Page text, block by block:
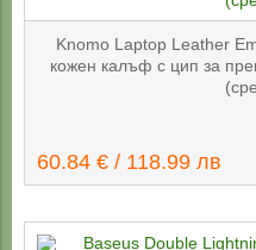
Knomo Laptop Leather
кожен калъф с цип за
60.84 € / 118.99 лв